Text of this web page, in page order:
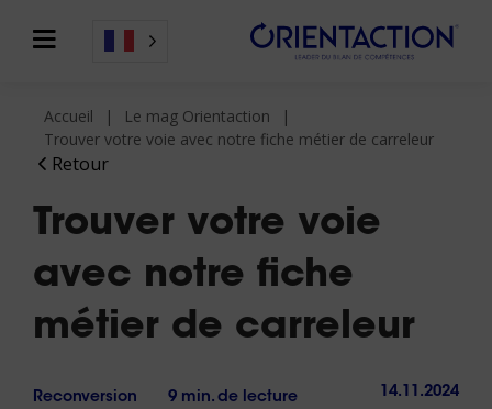
Retour
Accueil
Le mag Orientaction
Trouver votre voie avec notre fiche métier de carreleur
Trouver votre voie
avec notre fiche
métier de carreleur
Reconversion 9 min. de lecture 14.11.2024